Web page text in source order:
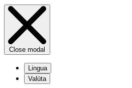
Close modal
Lingua
Valūta